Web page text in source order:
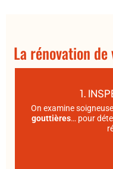
La rénovation
1.
On examine
gouttières… pour